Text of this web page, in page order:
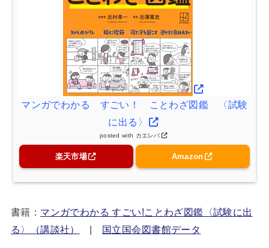
マンガでわかる すごい！ ことわざ図鑑 〈試験
に出る〉
posted with カエレバ
楽天市場 Amazon
書籍： マンガでわかる すごい!ことわざ図鑑〈試験に出
る〉（講談社）
国立国会図書館データ